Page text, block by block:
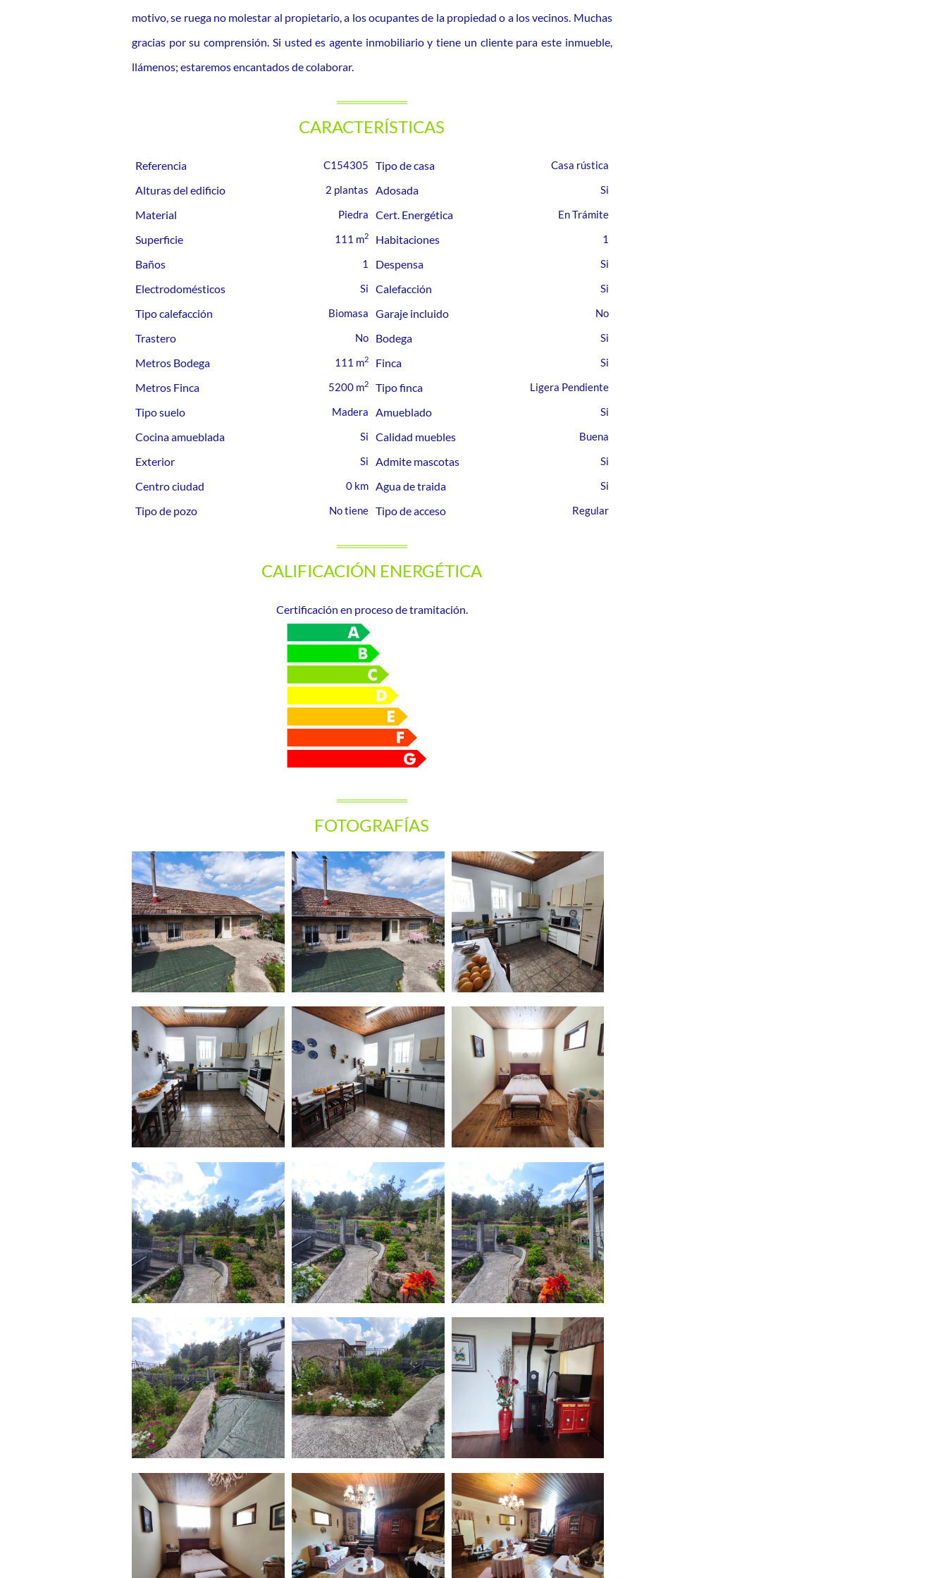
motivo, se ruega no molestar al propietario, a los ocupantes de la propiedad o a los vecinos. Muchas
gracias por su comprensión. Si usted es agente inmobiliario y tiene un cliente para este inmueble,
llámenos; estaremos encantados de colaborar.
CARACTERÍSTICAS
Referencia C154305 Tipo de casa Casa rústica
Alturas del edificio 2 plantas
Adosada
Material
Piedra Cert. Energética En Trámite
Superficie 111 m2 Habitaciones 1
Baños 1
Despensa
Electrodomésticos
Calefacción
Tipo calefacción
Biomasa
Garaje incluido
Trastero
Bodega
Metros Bodega
111 m2
Finca
Metros Finca
5200 m2 Tipo finca Ligera Pendiente
Tipo suelo Madera
Amueblado
Cocina amueblada
Calidad muebles Buena
Exterior
Admite mascotas
Centro ciudad
0 km Agua de traida
Tipo de pozo
No tiene Tipo de acceso Regular
CALIFICACIÓN ENERGÉTICA
Certificación en proceso de tramitación.
FOTOGRAFÍAS